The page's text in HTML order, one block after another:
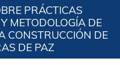
PRÁCTICAS
METODOLOGÍA DE
CONSTRUCCIÓN DE
DE PAZ